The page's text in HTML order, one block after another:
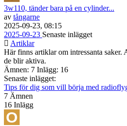
3w110, tänder bara på en cylinder...
av tångarne
2025-09-23, 08:15
2025-09-23 Senaste inlägget
Artiklar
Här finns artiklar om intressanta saker.
de blir aktiva.
Ämnen: 7 Inlägg: 16
Senaste inlägget:
Tips för dig som vill börja med
7 Ämnen
16 Inlägg